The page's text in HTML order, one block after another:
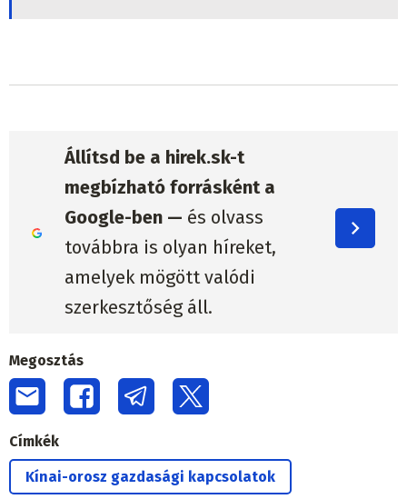
Állítsd be a hirek.sk-t
megbízható forrásként a
Google-ben — és olvass
továbbra is olyan híreket,
amelyek mögött valódi
szerkesztőség áll.
Megosztás
Címkék
Kínai-orosz gazdasági kapcsolatok